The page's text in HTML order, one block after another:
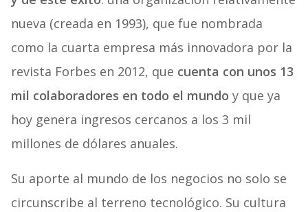
nueva (creada en 1993), que fue nombrada
como la cuarta empresa más innovadora por la
revista Forbes en 2012, que cuenta con unos 13
mil colaboradores en todo el mundo y que ya
hoy genera ingresos cercanos a los 3 mil
millones de dólares anuales.
Su aporte al mundo de los negocios no solo se
circunscribe al terreno tecnológico. Su cultura